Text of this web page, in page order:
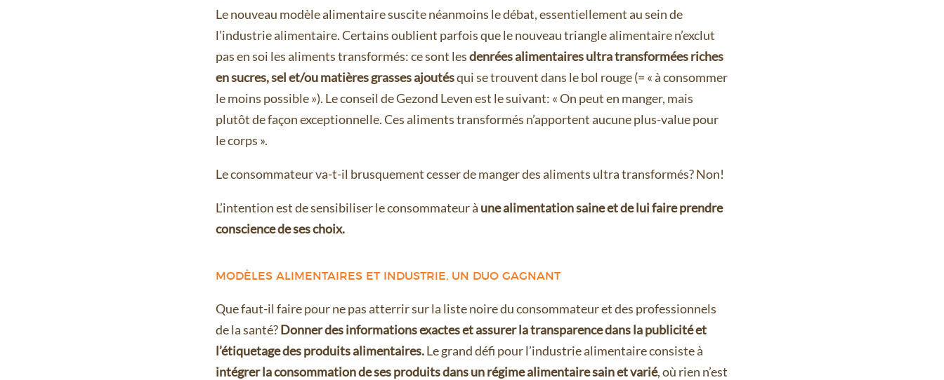
Le nouveau modèle alimentaire suscite néanmoins le débat, essentiellement au sein de
l’industrie alimentaire. Certains oublient parfois que le nouveau triangle alimentaire n’exclut
pas en soi les aliments transformés: ce sont lesdenrées alimentaires ultra transformées riches
en sucres, sel et/ou matières grasses ajoutésqui se trouvent dans le bol rouge (= « à consommer
le moins possible »). Le conseil de Gezond Leven est le suivant: « On peut en manger, mais
plutôt de façon exceptionnelle. Ces aliments transformés n’apportent aucune plus-value pour
le corps ».
Le consommateur va-t-il brusquement cesser de manger des aliments ultra transformés? Non!
L’intention est de sensibiliser le consommateur à une alimentation saine et de lui faire prendre
conscience de ses choix.
MODÈLES ALIMENTAIRES ET INDUSTRIE, UN DUO GAGNANT
Que faut-il faire pour ne pas atterrir sur la liste noire du consommateur et des professionnels
de la santé?Donner des informations exactes et assurer la transparence dans la publicité et
l’étiquetage des produits alimentaires.Le grand défi pour l’industrie alimentaire consiste à
intégrer la consommation de ses produits dans un régime alimentaire sain et varié, où rien n’est